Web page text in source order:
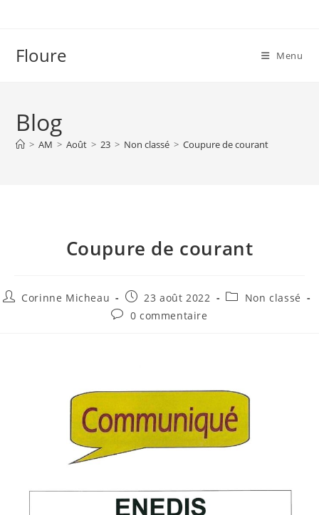
Floure Menu
Blog
> AM > Août > 23 > Non classé > Coupure de courant
Coupure de courant
Corinne Micheau 23 août 2022
Non classé
0 commentaire